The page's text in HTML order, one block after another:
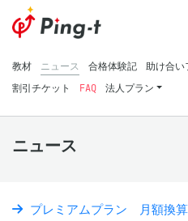
教材 ニュース 合格体験記 助け合い
割引チケット
FAQ 法人プラン
ニュース
プレミアムプラン 月額換